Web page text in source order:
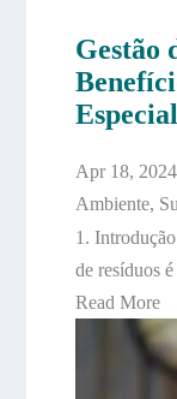
Gestão
Apr 18, 2024
Ambiente,
1.
de resíduos
Read More